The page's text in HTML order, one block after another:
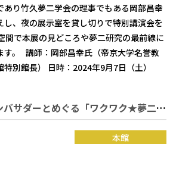
あり竹久夢二学会の理事でもある岡部昌幸
、夜の展示室を貸し切りで特別講演会を
間で本展の見どころや夢二研究の最前線に
す。 講師：岡部昌幸氏（帝京大学名誉教
別館長） 日時：2024年9月7日（土）
8/24（土）夢二アンバサダーとめぐる「ワクワク★夢二郷土美術館」開催
本館